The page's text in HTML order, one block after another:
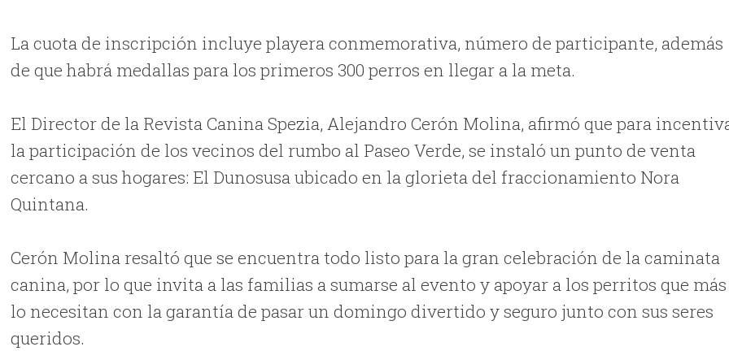
La cuota de inscripción incluye playera conmemorativa, número de participante, además
de que habrá medallas para los primeros 300 perros en llegar a la meta.
El Director de la Revista Canina Spezia, Alejandro Cerón Molina, afirmó que para
la participación de los vecinos del rumbo al Paseo Verde, se instaló un punto de venta
cercano a sus hogares: El Dunosusa ubicado en la glorieta del fraccionamiento Nora
Quintana.
Cerón Molina resaltó que se encuentra todo listo para la gran celebración de la caminata
canina, por lo que invita a las familias a sumarse al evento y apoyar a los perritos que más
lo necesitan con la garantía de pasar un domingo divertido y seguro junto con sus seres
queridos.